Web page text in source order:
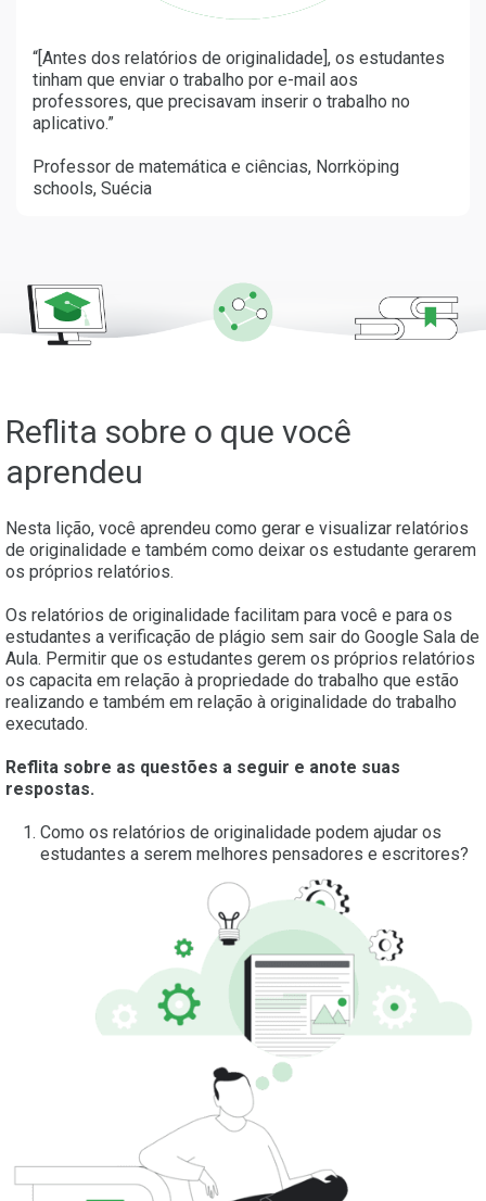
“[Antes dos relatórios de originalidade], os estudantes
tinham que enviar o trabalho por e-mail aos
professores, que precisavam inserir o trabalho no
aplicativo.”
Professor de matemática e ciências, Norrköping
schools, Suécia
Reflita sobre o que você
aprendeu
Nesta lição, você aprendeu como gerar e visualizar relatórios
de originalidade e também como deixar os estudante gerarem
os próprios relatórios.
Os relatórios de originalidade facilitam para você e para os
estudantes a verificação de plágio sem sair do Google Sala de
Aula. Permitir que os estudantes gerem os próprios relatórios
os capacita em relação à propriedade do trabalho que estão
realizando e também em relação à originalidade do trabalho
executado.
Reflita sobre as questões a seguir e anote suas
respostas.
Como os relatórios de originalidade podem ajudar os
estudantes a serem melhores pensadores e escritores?